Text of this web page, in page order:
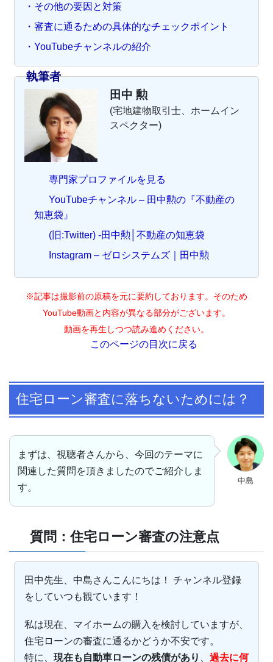
・その他の要因と対策
・審査に通るための具体的なチェックポイント
・YouTubeチャンネルの紹介
執筆者
田中 勲
(宅地建物取引士、ホームイン
スペクター)
専門家プロファイルを見る
YouTubeチャンネル – 田中勲の『不動産の
知恵袋』
(旧:Twitter) -田中勲│不動産の知恵袋
Instagram – ゼロシステムズ｜田中勲
※記事は撮影前の原稿を元に要約しております。そのため
YouTube動画と内容が異なる部分がございます。
動画を再生しつつ読み進めください。
このページの目次に戻る
住宅ローン審査に落ちないためには？
中島
まずは、視聴者さんから、今回のテーマに
関連した質問を頂きましたのでご紹介しま
す。
質問：住宅ローン審査の注意点
田中先生、中島さんこんにちは！ チャンネル登録
をしていつも観ています！
私は現在、マイホームの購入を検討していますが、
住宅ローンの審査に通るかどうか不安です。
特に、 現在も自動車ローンの残債があり 過去に何